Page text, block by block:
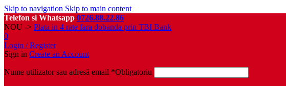
Skip to navigation Skip to main content
Telefon si Whatsapp 0726.88.22.86
NOU -> Plata in 4 rate fara dobanda prin TBI Bank
0
Login / Register
Sign in Create an Account
Nume utilizator sau adresă email *Obligatoriu